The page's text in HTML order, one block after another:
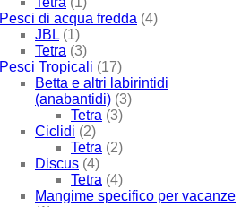
Pesci di acqua fredda (4)
JBL (1)
Tetra (3)
Pesci Tropicali (17)
Betta e altri labirintidi
(anabantidi) (3)
Tetra (3)
Ciclidi (2)
Tetra (2)
Discus (4)
Tetra (4)
Mangime specifico per vacanze